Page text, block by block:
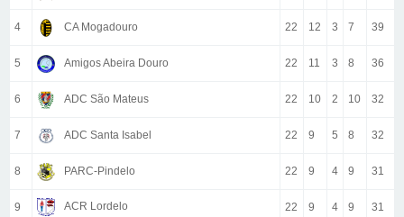
4 CA Mogadouro 22 12 3 7 39
5 Amigos Abeira Douro 22 11 3 8 36
6 ADC São Mateus 22 10 2 10 32
7 ADC Santa Isabel 22 9 5 8 32
8 PARC-Pindelo 22 9 4 9 31
9 ACR Lordelo 22 9 4 9 31